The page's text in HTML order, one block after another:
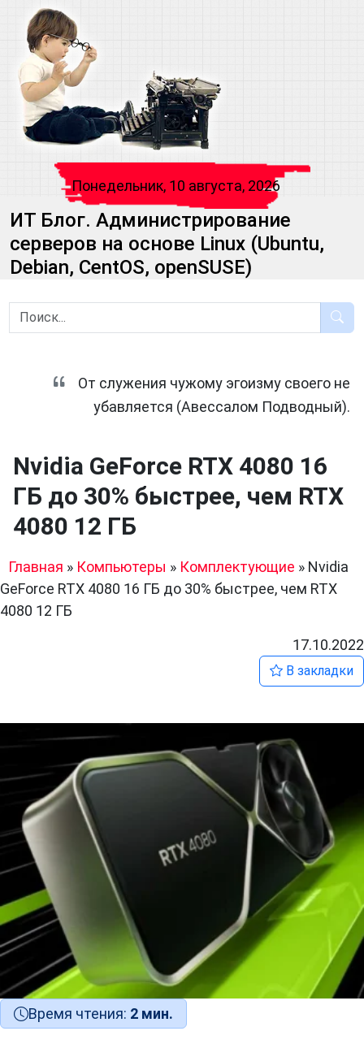
Понедельник, 10 августа, 2026
ИТ Блог. Администрирование
серверов на основе Linux (Ubuntu,
Debian, CentOS, openSUSE)
От служения чужому эгоизму своего не
убавляется (Авессалом Подводный).
Nvidia GeForce RTX 4080 16
ГБ до 30% быстрее, чем RTX
4080 12 ГБ
Главная » Компьютеры » Комплектующие » Nvidia
GeForce RTX 4080 16 ГБ до 30% быстрее, чем RTX
4080 12 ГБ
17.10.2022
В закладки
Время чтения: 2 мин.